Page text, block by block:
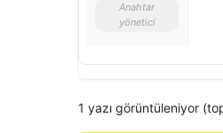
Anahtar
yönetici
1 yazı görüntüleniyor